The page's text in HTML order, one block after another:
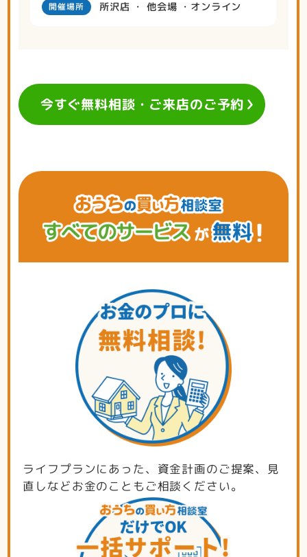
開催場所 所沢店 ・ 他会場 ・オンライン
今すぐ無料相談・ご来店のご予約
ライフプランにあった、資金計画のご提案、見
直しなどお金のこともご相談ください。